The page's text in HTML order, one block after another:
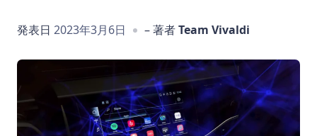
発表日 2023年3月6日 – 著者Team Vivaldi